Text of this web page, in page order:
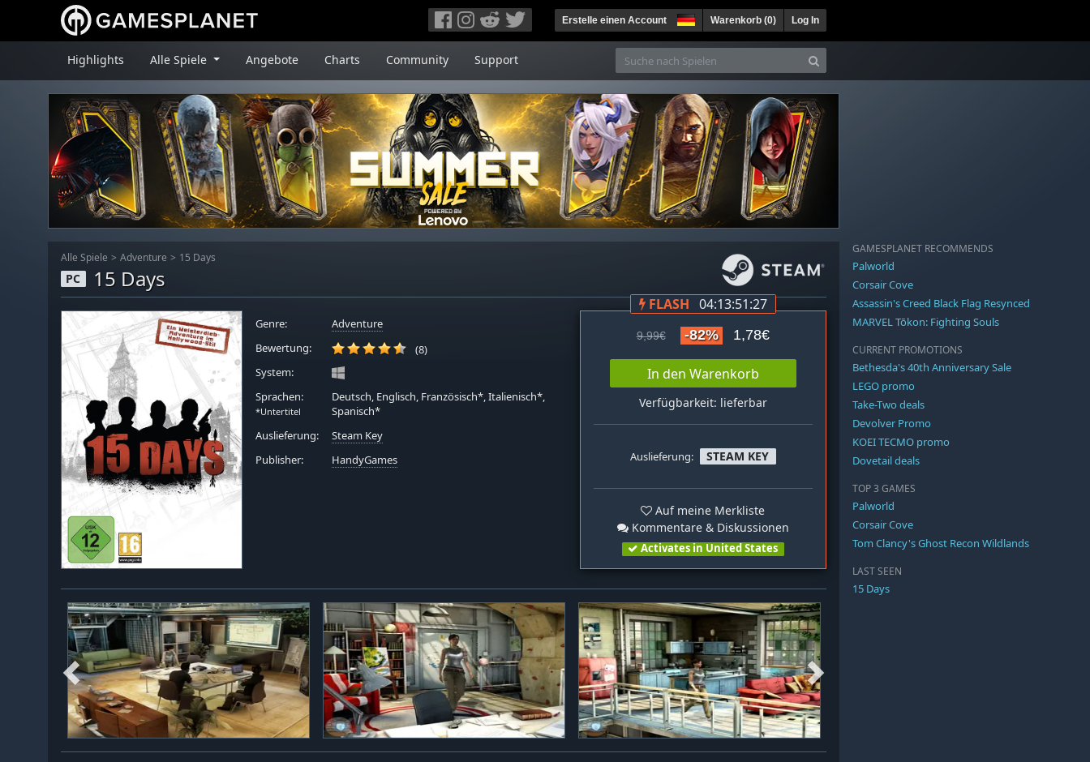
Erstelle einen Account Warenkorb (0) Log In
Highlights Alle Spiele Angebote Charts Community Support
Alle Spiele Adventure 15 Days
PC 15 Days
Genre:
Adventure
Bewertung:
(8)
System:
Sprachen:
*Untertitel
Deutsch, Englisch, Französisch*, Italienisch*,
Spanisch*
Auslieferung:
Steam Key
Publisher:
HandyGames
FLASH 04:13:51:27
9,99€ -82% 1,78€
In den Warenkorb
Verfügbarkeit: lieferbar
Auslieferung: STEAM KEY
Auf meine Merkliste
Kommentare & Diskussionen
Activates in United States
GAMESPLANET RECOMMENDS
Palworld
Corsair Cove
Assassin's Creed Black Flag Resynced
MARVEL Tōkon: Fighting Souls
CURRENT PROMOTIONS
Bethesda's 40th Anniversary Sale
LEGO promo
Take-Two deals
Devolver Promo
KOEI TECMO promo
Dovetail deals
TOP 3 GAMES
Palworld
Corsair Cove
Tom Clancy's Ghost Recon Wildlands
LAST SEEN
15 Days